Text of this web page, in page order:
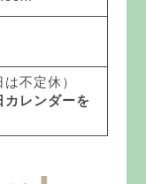
不定休）
レンダーを